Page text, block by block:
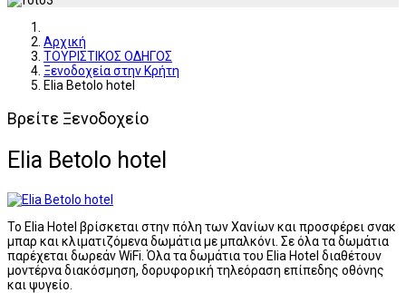
Αρχική
ΤΟΥΡΙΣΤΙΚΟΣ ΟΔΗΓΟΣ
Ξενοδοχεία στην Κρήτη
Elia Betolo hotel
Βρείτε Ξενοδοχείο
Elia Betolo hotel
Το Elia Hotel βρίσκεται στην πόλη των Χανίων και προσφέρει σνακ
μπαρ και κλιματιζόμενα δωμάτια με μπαλκόνι. Σε όλα τα δωμάτια
παρέχεται δωρεάν WiFi. Όλα τα δωμάτια του Elia Hotel διαθέτουν
μοντέρνα διακόσμηση, δορυφορική τηλεόραση επίπεδης οθόνης
και ψυγείο.